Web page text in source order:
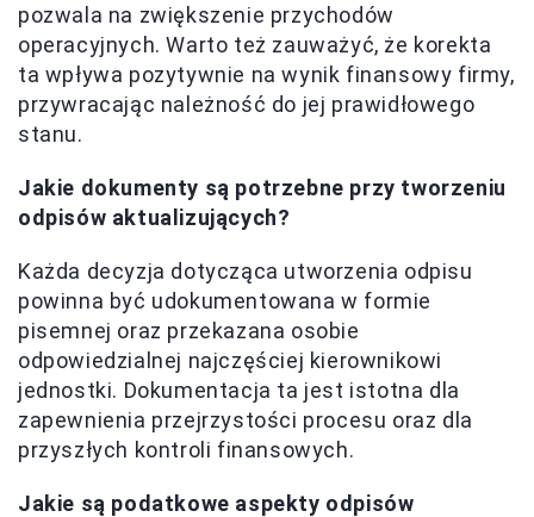
pozwala na zwiększenie przychodów
operacyjnych. Warto też zauważyć, że korekta
ta wpływa pozytywnie na wynik finansowy firmy,
przywracając należność do jej prawidłowego
stanu.
Jakie dokumenty są potrzebne przy tworzeniu
odpisów aktualizujących?
Każda decyzja dotycząca utworzenia odpisu
powinna być udokumentowana w formie
pisemnej oraz przekazana osobie
odpowiedzialnej najczęściej kierownikowi
jednostki. Dokumentacja ta jest istotna dla
zapewnienia przejrzystości procesu oraz dla
przyszłych kontroli finansowych.
Jakie są podatkowe aspekty odpisów